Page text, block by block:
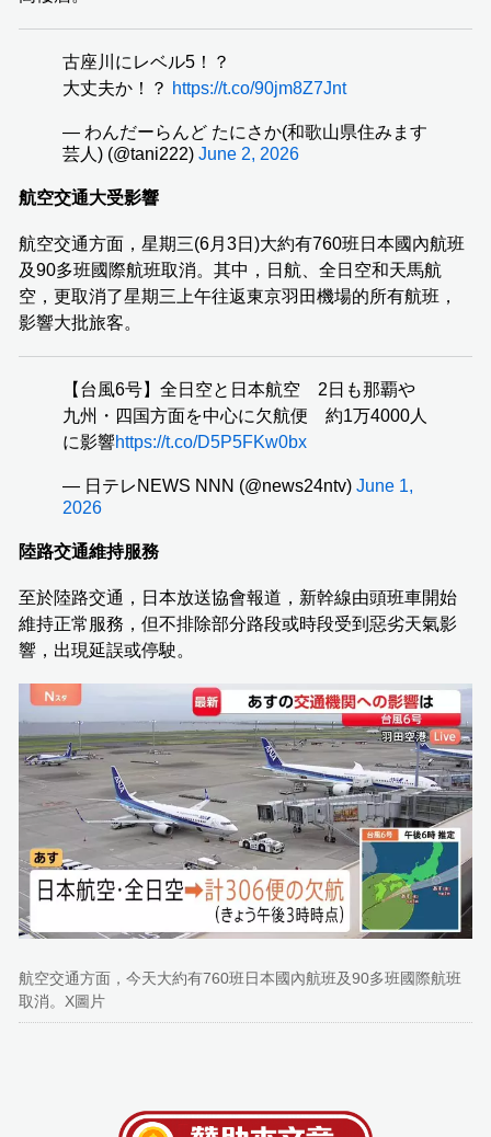
古座川にレベル5！？
大丈夫か！？ https://t.co/90jm8Z7Jnt
— わんだーらんど たにさか(和歌山県住みます
芸人) (@tani222) June 2, 2026
航空交通大受影響
航空交通方面，星期三(6月3日)大約有760班日本國內航班
及90多班國際航班取消。其中，日航、全日空和天馬航
空，更取消了星期三上午往返東京羽田機場的所有航班，
影響大批旅客。
【台風6号】全日空と日本航空 2日も那覇や
九州・四国方面を中心に欠航便 約1万4000人
に影響https://t.co/D5P5FKw0bx
— 日テレNEWS NNN (@news24ntv) June 1,
2026
陸路交通維持服務
至於陸路交通，日本放送協會報道，新幹線由頭班車開始
維持正常服務，但不排除部分路段或時段受到惡劣天氣影
響，出現延誤或停駛。
航空交通方面，今天大約有760班日本國內航班及90多班國際航班
取消。X圖片